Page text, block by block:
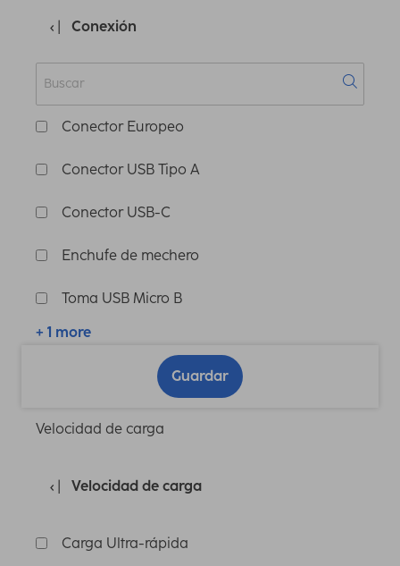
Conexión
Conector Europeo
Conector USB Tipo A
Conector USB-C
Enchufe de mechero
Toma USB Micro B
+ 1 more
Guardar
Velocidad de carga
Velocidad de carga
Carga Ultra-rápida